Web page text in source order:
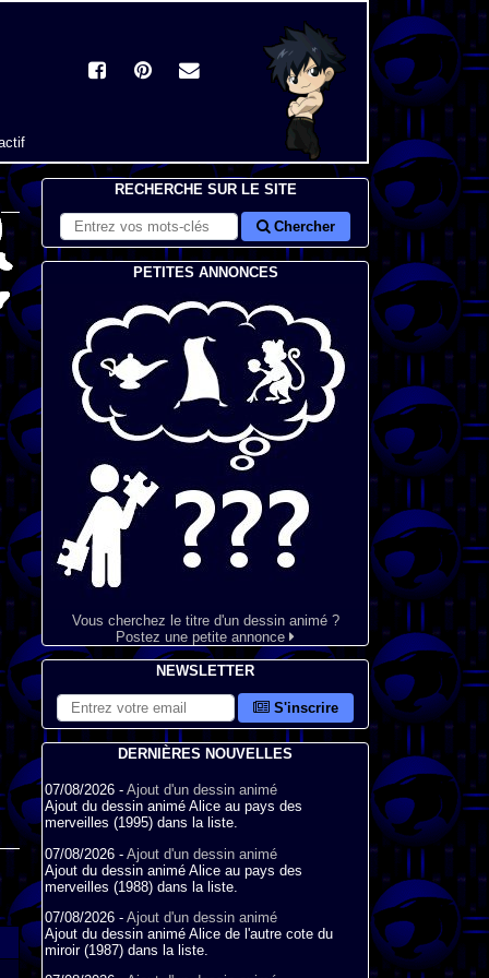
RECHERCHE SUR LE SITE
Chercher
PETITES ANNONCES
Vous cherchez le titre d'un dessin animé ?
Postez une petite annonce
NEWSLETTER
S'inscrire
DERNIÈRES NOUVELLES
07/08/2026 - Ajout d'un dessin animé
Ajout du dessin animé Alice au pays des
merveilles (1995) dans la liste.
07/08/2026 - Ajout d'un dessin animé
Ajout du dessin animé Alice au pays des
merveilles (1988) dans la liste.
07/08/2026 - Ajout d'un dessin animé
Ajout du dessin animé Alice de l'autre cote du
miroir (1987) dans la liste.